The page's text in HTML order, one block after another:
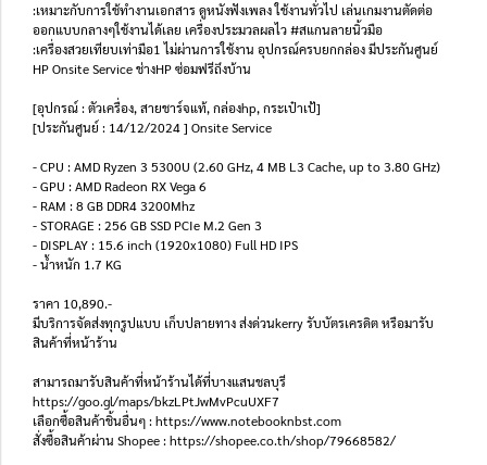
:เหมาะกับการใช้ทำงานเอกสาร ดูหนังฟังเพลง ใช้งานทั่วไป เล่นเกมงานตัดต่อ
ออกแบบกลางๆใช้งานได้เลย เครื่องประมวลผลไว #สแกนลายนิ้วมือ
:เครื่องสวยเทียบเท่ามือ1 ไม่ผ่านการใช้งาน อุปกรณ์ครบยกกล่อง มีประกันศูนย์
HP Onsite Service ช่างHP ซ่อมฟรีถึงบ้าน
[อุปกรณ์ : ตัวเครื่อง, สายชาร์จแท้, กล่องhp, กระเป๋าเป้]
[ประกันศูนย์ : 14/12/2024 ] Onsite Service
- CPU : AMD Ryzen 3 5300U (2.60 GHz, 4 MB L3 Cache, up to 3.80 GHz)
- GPU : AMD Radeon RX Vega 6
- RAM : 8 GB DDR4 3200Mhz
- STORAGE : 256 GB SSD PCIe M.2 Gen 3
- DISPLAY : 15.6 inch (1920x1080) Full HD IPS
- น้ำหนัก 1.7 KG
ราคา 10,890.-
มีบริการจัดส่งทุกรูปแบบ เก็บปลายทาง ส่งด่วนkerry รับบัตรเครดิต หรือมารับ
สินค้าที่หน้าร้าน
สามารถมารับสินค้าที่หน้าร้านได้ที่บางแสนชลบุรี
https://goo.gl/maps/bkzLPtJwMvPcuUXF7
เลือกซื้อสินค้าชิ้นอื่นๆ : https://www.notebooknbst.com
สั่งซื้อสินค้าผ่าน Shopee : https://shopee.co.th/shop/79668582/